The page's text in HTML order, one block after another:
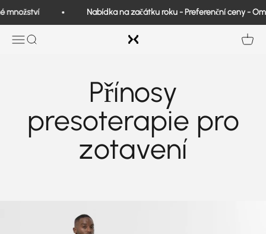
množství Nabídka na začátku roku - Preferenční ceny -
Otevřená navigace
Vyhledávání Exo Medical
Přínosy
presoterapie pro
zotavení